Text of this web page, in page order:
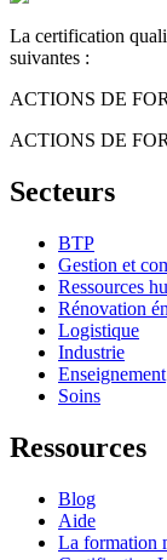
La certification
suivantes :
ACTIONS DE
ACTIONS DE
Secteurs
BTP
Gestion et
Ressources
Rénovation
Logistique
Industrie
Enseignement
Soins
Ressources
Blog
Aide
La formation